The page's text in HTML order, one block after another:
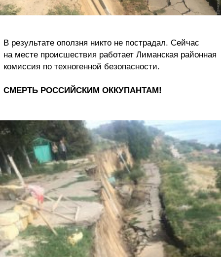
В результате оползня никто не пострадал. Сейчас
на месте происшествия работает Лиманская районная
комиссия по техногенной безопасности.
СМЕРТЬ РОССИЙСКИМ ОККУПАНТАМ!